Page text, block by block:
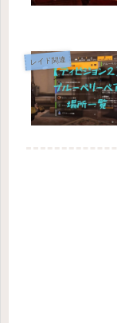
レイド関連